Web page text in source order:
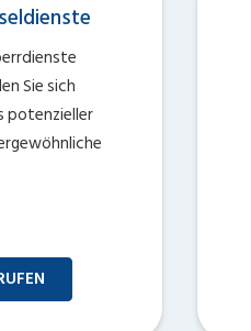
Sie sich
potenzieller